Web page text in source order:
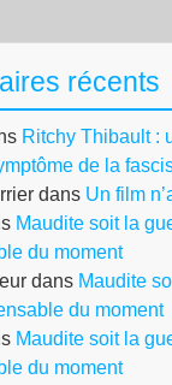
récents
Ritchy Thibault :
de la
dans Un film
Maudite soit la
du moment
dans Maudite
du moment
Maudite soit la
du moment